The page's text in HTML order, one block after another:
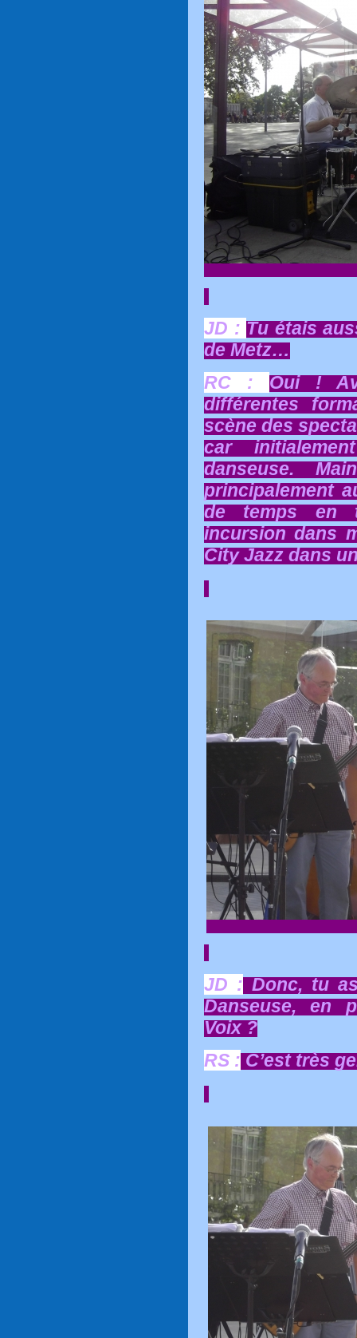
JD : Tu étais
de Metz…
RC : Oui !
différentes
scène des
car
danseuse.
principalement
de temps en
incursion dans
City Jazz dans
JD : Donc, tu
Danseuse, en
Voix ?
RS : C’est très